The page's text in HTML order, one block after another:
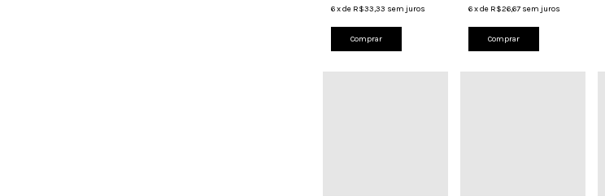
6xde R$33,33 sem juros
Comprar
6xde R$26,67 sem juros
Comprar